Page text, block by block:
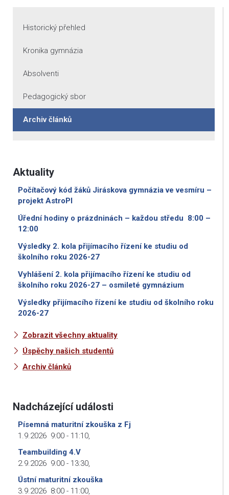
Historický přehled
Kronika gymnázia
Absolventi
Pedagogický sbor
Archiv článků
Aktuality
Počítačový kód žáků Jiráskova gymnázia ve vesmíru –
projekt AstroPI
Úřední hodiny o prázdninách – každou středu 8:00 –
12:00
Výsledky 2. kola přijímacího řízení ke studiu od
školního roku 2026-27
Vyhlášení 2. kola přijímacího řízení ke studiu od
školního roku 2026-27 – osmileté gymnázium
Výsledky přijímacího řízení ke studiu od školního roku
2026-27
Zobrazit všechny aktuality
Úspěchy našich studentů
Archiv článků
Nadcházející události
Písemná maturitní zkouška z Fj
1.9.2026 9:00 - 11:10
Teambuilding 4.V
2.9.2026 9:00 - 13:30
Ústní maturitní zkouška
3.9.2026 8:00 - 11:00